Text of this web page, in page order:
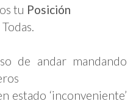
tu Posición
Todas.
de andar mandando
estado ‘inconveniente’